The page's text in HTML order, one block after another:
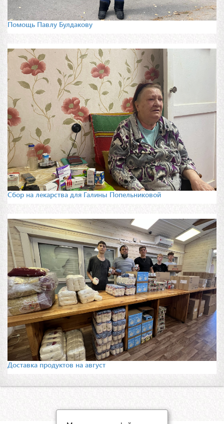
Помощь Павлу Булдакову
Сбор на лекарства для Галины Попельниковой
Доставка продуктов на август